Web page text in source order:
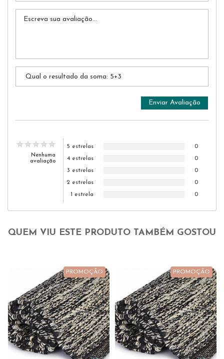
Nenhuma
avaliação
5 estrelas
0
4 estrelas
0
3 estrelas
0
2 estrelas
0
1 estrela
0
QUEM VIU ESTE PRODUTO TAMBÉM GOSTOU
PROMOÇÃO PROMOÇÃO